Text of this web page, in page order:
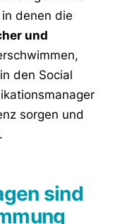
denen die
und
den Social
sorgen und
sind